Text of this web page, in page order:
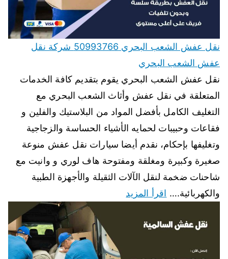
نقل عفش الشعب البحري 50993766 شركة نقل
عفش الشعب البحري
نقل عفش الشعب البحري يقوم بتقديم كافة الخدمات
المتعلقة في نقل عفش وأثاث الشعب البحري مع
التغليف الكامل بأفضل المواد من البلاستيك والفلين و
فقاعات وحبيبات لحمايه الأشياء الحساسة والزجاجية
وتغليفها بإحكام، نقدم أيضا سيارات نقل عفش منوعة
صغيرة وكبيرة ومغلقة ومفتوحة هاف لوري و وانيت مع
شاحنات ضخمة لنقل الآلات الثقيلة والأجهزة الطبية
والكهربائية.… اقرأ المزيد